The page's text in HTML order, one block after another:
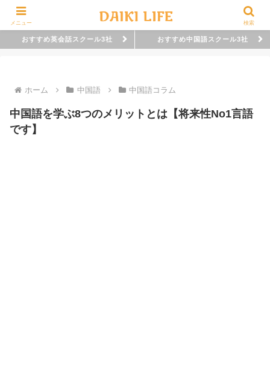
おすすめ英会話スクール3社 おすすめ中国語スクール3社
ホーム 中国語 中国語コラム
中国語を学ぶ8つのメリットとは【将来性No1言語
です】
メニュー 検索